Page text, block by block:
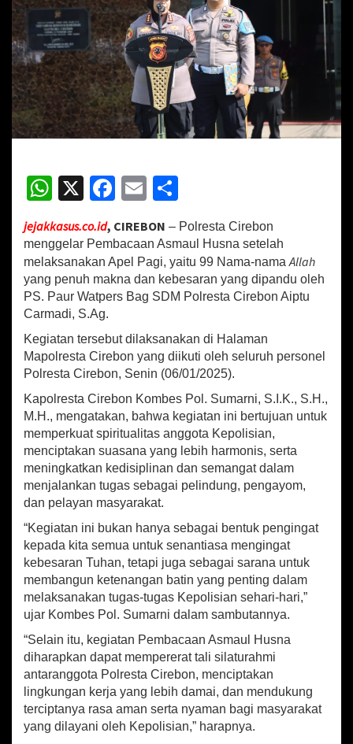
C
r
e
b
o
n
B
a
k
a
n
s
m
a
u
l
s
n
a
s
a
i
p
e
l
P
g
i
,
C
i
p
a
k
a
S
u
a
W
h
at
sA
p
p
X
Fa
b
o
o
E
ai
l
h
ar
e
jejakkasus.co.id, CIREBON – Polresta Cirebon
menggelar Pembacaan Asmaul Husna setelah
melaksanakan Apel Pagi, yaitu 99 Nama-nama Allah
yang penuh makna dan kebesaran yang dipandu oleh
PS. Paur Watpers Bag SDM Polresta Cirebon Aiptu
Carmadi, S.Ag.
Kegiatan tersebut dilaksanakan di Halaman
Mapolresta Cirebon yang diikuti oleh seluruh personel
Polresta Cirebon, Senin (06/01/2025).
Kapolresta Cirebon Kombes Pol. Sumarni, S.I.K., S.H.,
M.H., mengatakan, bahwa kegiatan ini bertujuan untuk
memperkuat spiritualitas anggota Kepolisian,
menciptakan suasana yang lebih harmonis, serta
meningkatkan kedisiplinan dan semangat dalam
menjalankan tugas sebagai pelindung, pengayom,
dan pelayan masyarakat.
“Kegiatan ini bukan hanya sebagai bentuk pengingat
kepada kita semua untuk senantiasa mengingat
kebesaran Tuhan, tetapi juga sebagai sarana untuk
membangun ketenangan batin yang penting dalam
melaksanakan tugas-tugas Kepolisian sehari-hari,”
ujar Kombes Pol. Sumarni dalam sambutannya.
“Selain itu, kegiatan Pembacaan Asmaul Husna
diharapkan dapat mempererat tali silaturahmi
antaranggota Polresta Cirebon, menciptakan
lingkungan kerja yang lebih damai, dan mendukung
terciptanya rasa aman serta nyaman bagi masyarakat
yang dilayani oleh Kepolisian,” harapnya.